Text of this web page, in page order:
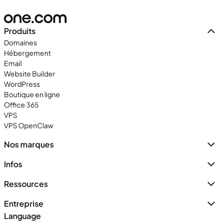
Produits
Domaines
Hébergement
Email
Website Builder
WordPress
Boutique en ligne
Office 365
VPS
VPS OpenClaw
Nos marques
Infos
Ressources
Entreprise
Language